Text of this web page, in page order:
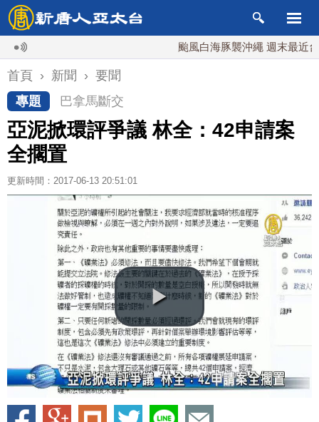
颱風白海豚襲沖繩 週末最近台灣
首頁 › 新聞 › 要聞
專題
巴拿馬斷交
亞泥掀環評爭議 林全：42申請案
全擱置
更新時間：2017-06-13 20:51:01